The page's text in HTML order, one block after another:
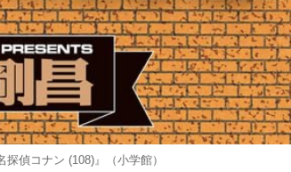
偵コナン (108)』（小学館）